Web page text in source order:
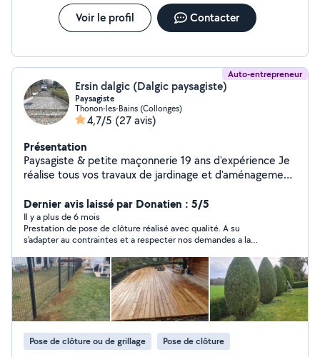
Voir le profil Contacter
Auto-entrepreneur
Ersin dalgic (Dalgic paysagiste)
Paysagiste
Thonon-les-Bains (Collonges)
4,7/5 (27 avis)
Présentation
Paysagiste & petite maçonnerie 19 ans d'expérience Je
réalise tous vos travaux de jardinage et d'aménagement
débroussaillage, nettoyage) Création et rénovation
(mur de jardin, dallage béton, pavés, bordures, grillage,
clôture, poteaux de portail, etc.) Sérieux, appliqué et
avec 19 ans d'expérience dans le domaine, je m'engage
à fournir un travail soigné et durable. N'hésitez pas à me
contacter pour vos projets, petits ou grands.
Dernier avis laissé par Donatien : 5/5
Il y a plus de 6 mois
Prestation de pose de clôture réalisé avec qualité. A su
s'adapter au contraintes et a respecter nos demandes a la
compteur électrique extérieur. Très serviable, bonne
communication, devis très correcte, delais respecté. Parfait !
Bonne continuation
Pose de clôture ou de grillage Pose de clôture